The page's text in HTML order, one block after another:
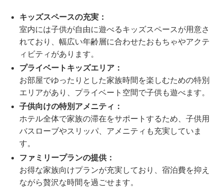
キッズスペースの充実：
室内には子供が自由に遊べるキッズスペースが用意さ
れており、幅広い年齢層に合わせたおもちゃやアクテ
ィビティがあります。
プライベートキッズエリア：
お部屋でゆったりとした家族時間を楽しむための特別
エリアがあり、プライベート空間で子供も遊べます。
子供向けの特別アメニティ：
ホテル全体で家族の滞在をサポートするため、子供用
バスローブやスリッパ、アメニティも充実していま
す。
ファミリープランの提供：
お得な家族向けプランが充実しており、宿泊費を抑え
ながら贅沢な時間を過ごせます。